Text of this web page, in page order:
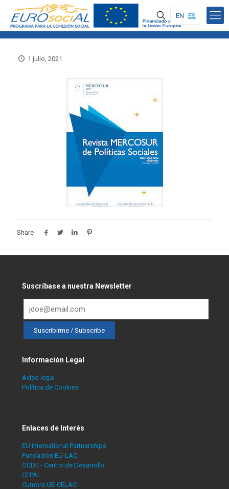
EN ES
1 julio, 2021
Share
Suscríbase a nuestra Newsletter
Información Legal
Aviso legal
Política de Cookies
Enlaces de Interés
EU International Partnerships
Fundación EU-LAC
OCDE - Centro de Desarrollo
CEPAL
Cumbre UE-CELAC